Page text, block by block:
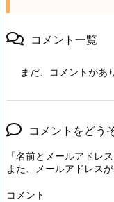
コメント一覧
まだ、コメントがあ
コメントをどう
「名前とメールアドレ
また、メールアドレス
コメント